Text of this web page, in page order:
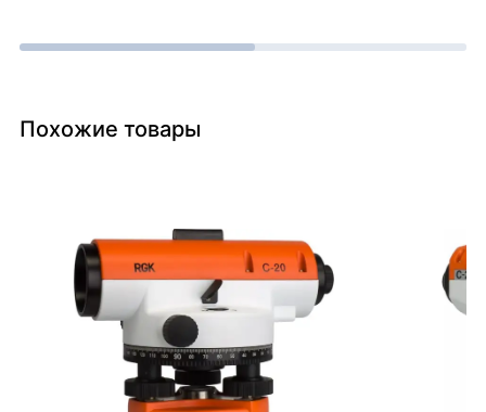
Похожие товары